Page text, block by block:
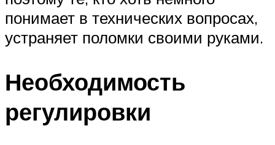
понимает в технических вопросах,
устраняет поломки своими руками.
Необходимость
регулировки